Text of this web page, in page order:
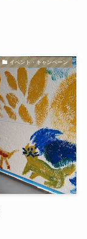
イベント・キャンペーン